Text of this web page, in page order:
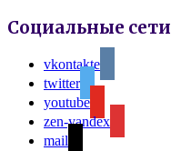
Социальные сети
vkontakte
twitter
youtube
zen-yandex
mail